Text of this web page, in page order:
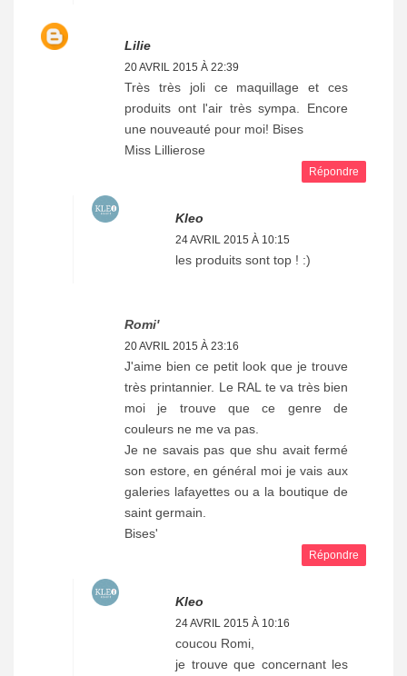
Lilie
20 AVRIL 2015 À 22:39
Très très joli ce maquillage et ces
produits ont l'air très sympa. Encore
une nouveauté pour moi! Bises
Miss Lillierose
Répondre
Kleo
24 AVRIL 2015 À 10:15
les produits sont top ! :)
Romi'
20 AVRIL 2015 À 23:16
J'aime bien ce petit look que je trouve
très printannier. Le RAL te va très bien
moi je trouve que ce genre de
couleurs ne me va pas.
Je ne savais pas que shu avait fermé
son estore, en général moi je vais aux
galeries lafayettes ou a la boutique de
saint germain.
Bises'
Répondre
Kleo
24 AVRIL 2015 À 10:16
coucou Romi,
je trouve que concernant les